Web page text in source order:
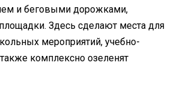
и беговыми дорожками,
Здесь сделают места для
мероприятий, учебно-
комплексно озеленят